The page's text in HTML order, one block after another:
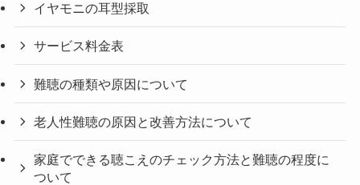
イヤモニの耳型採取
サービス料金表
難聴の種類や原因について
老人性難聴の原因と改善方法について
家庭でできる聴こえのチェック方法と難聴の程度に
ついて